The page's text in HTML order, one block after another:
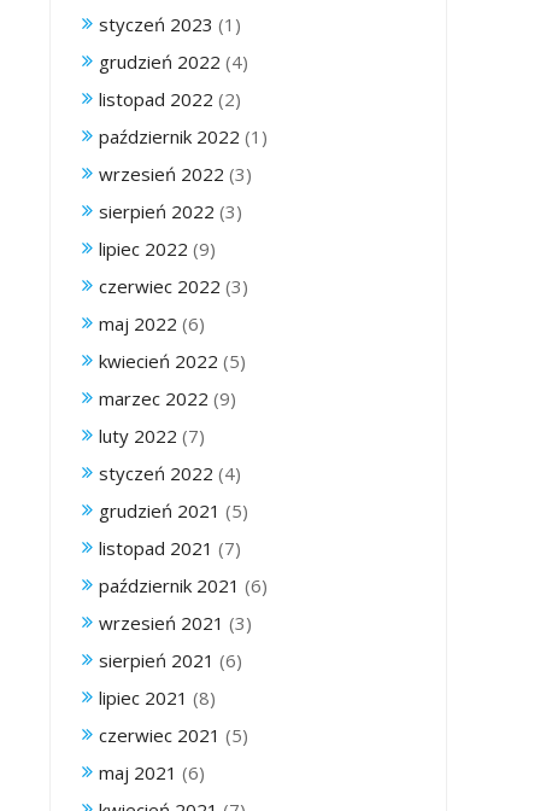
styczeń 2023 (1)
grudzień 2022 (4)
listopad 2022 (2)
październik 2022 (1)
wrzesień 2022 (3)
sierpień 2022 (3)
lipiec 2022 (9)
czerwiec 2022 (3)
maj 2022 (6)
kwiecień 2022 (5)
marzec 2022 (9)
luty 2022 (7)
styczeń 2022 (4)
grudzień 2021 (5)
listopad 2021 (7)
październik 2021 (6)
wrzesień 2021 (3)
sierpień 2021 (6)
lipiec 2021 (8)
czerwiec 2021 (5)
maj 2021 (6)